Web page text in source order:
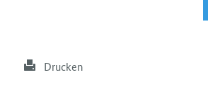
Drucken